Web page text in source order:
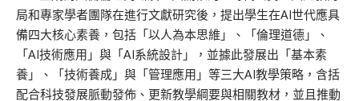
局和專家學者團隊在進行文獻研究後，提出學生在AI世代應具
備四大核心素養，包括「以人為本思維」、「倫理道德」、
「AI技術應用」與「AI系統設計」，並據此發展出「基本素
養」、「技術養成」與「管理應用」等三大AI教學策略，含括
配合科技發展脈動發佈、更新教學綱要與相關教材，並且推動